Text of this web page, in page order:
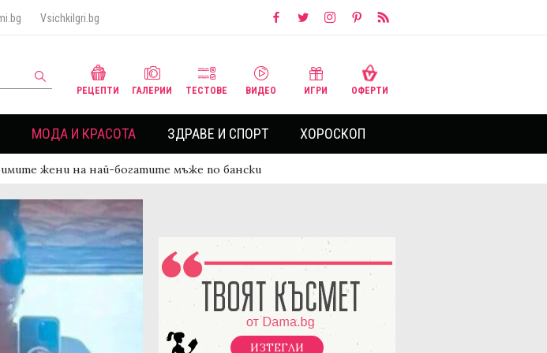
VsichkiIgri.bg
РЕЦЕПТИ ГАЛЕРИИ ТЕСТОВЕ ВИДЕО ИГРИ ОФЕРТИ
МОДА И КРАСОТА ЗДРАВЕ И СПОРТ ХОРОСКОП
жени на най-богатите мъже по бански
ИЗТЕГЛИ